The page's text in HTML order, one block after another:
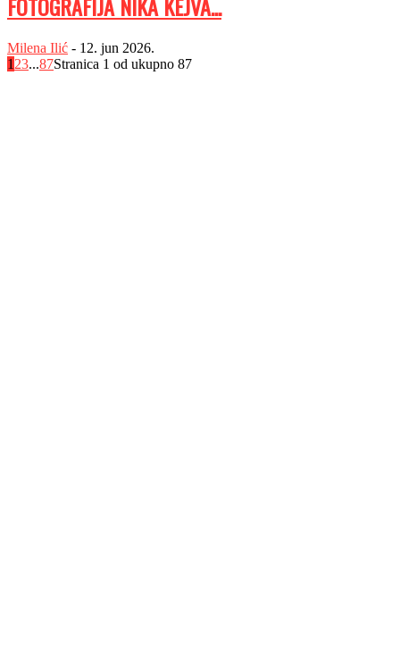
Milena Ilić - 12. jun 2026.
1 23...87Stranica 1 od ukupno 87